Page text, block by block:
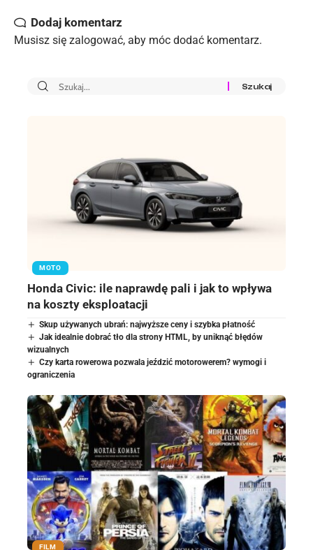
Dodaj komentarz
Musisz się zalogować, aby móc dodać komentarz.
MOTO
Honda Civic: ile naprawdę pali i jak to wpływa
na koszty eksploatacji
Skup używanych ubrań: najwyższe ceny i szybka płatność
Jak idealnie dobrać tło dla strony HTML, by uniknąć błędów
wizualnych
Czy karta rowerowa pozwala jeździć motorowerem? wymogi i
ograniczenia
FILM